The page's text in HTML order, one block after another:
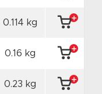
0.114 kg
0.16 kg
0.23 kg